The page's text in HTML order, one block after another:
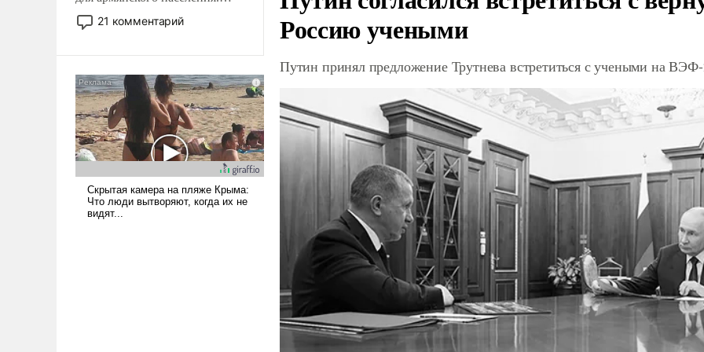
Мир, где политические
прожекты будут безусловно
налогоплательщиков и где
Еревану за свои поступки не
нужно отвечать.
21 комментарий
Россию учеными
Путин принял предложение Трутнева встретиться с учеными на